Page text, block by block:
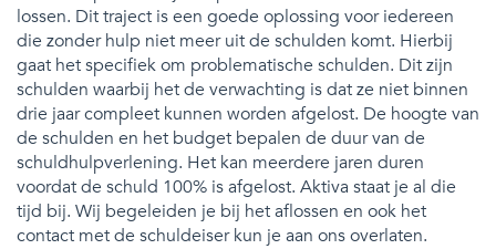
lossen. Dit traject is een goede oplossing voor iedereen
die zonder hulp niet meer uit de schulden komt. Hierbij
gaat het specifiek om problematische schulden. Dit zijn
schulden waarbij het de verwachting is dat ze niet binnen
drie jaar compleet kunnen worden afgelost. De hoogte van
de schulden en het budget bepalen de duur van de
schuldhulpverlening. Het kan meerdere jaren duren
voordat de schuld 100% is afgelost. Aktiva staat je al die
tijd bij. Wij begeleiden je bij het aflossen en ook het
contact met de schuldeiser kun je aan ons overlaten.